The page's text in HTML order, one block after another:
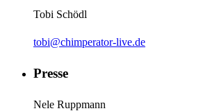
Tobi Schödl
tobi@chimperator-live.de
Presse
Nele Ruppmann